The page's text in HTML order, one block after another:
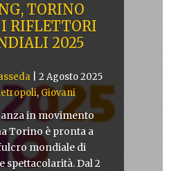
TORINO
RIFLETTORI
2025
| 2 Agosto 2025
, Giovani
in movimento
Torino è pronta a
mondiale di
spettacolarità. Dal 2